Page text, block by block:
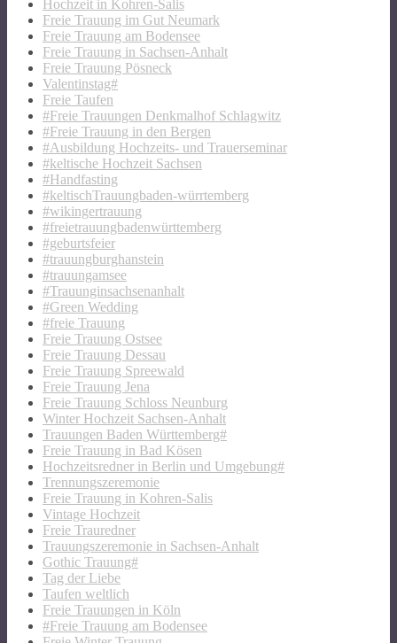
Hochzeit in Kohren-Salis
Freie Trauung im Gut Neumark
Freie Trauung am Bodensee
Freie Trauung in Sachsen-Anhalt
Freie Trauung Pösneck
Valentinstag#
Freie Taufen
#Freie Trauungen Denkmalhof Schlagwitz
#Freie Trauung in den Bergen
#Ausbildung Hochzeits- und Trauerseminar
#keltische Hochzeit Sachsen
#Handfasting
#keltischTrauungbaden-würrtemberg
#wikingertrauung
#freietrauungbadenwürttemberg
#geburtsfeier
#trauungburghanstein
#trauungamsee
#Trauunginsachsenanhalt
#Green Wedding
#freie Trauung
Freie Trauung Ostsee
Freie Trauung Dessau
Freie Trauung Spreewald
Freie Trauung Jena
Freie Trauung Schloss Neunburg
Winter Hochzeit Sachsen-Anhalt
Trauungen Baden Württemberg#
Freie Trauung in Bad Kösen
Hochzeitsredner in Berlin und Umgebung#
Trennungszeremonie
Freie Trauung in Kohren-Salis
Vintage Hochzeit
Freie Trauredner
Trauungszeremonie in Sachsen-Anhalt
Gothic Trauung#
Tag der Liebe
Taufen weltlich
Freie Trauungen in Köln
#Freie Trauung am Bodensee